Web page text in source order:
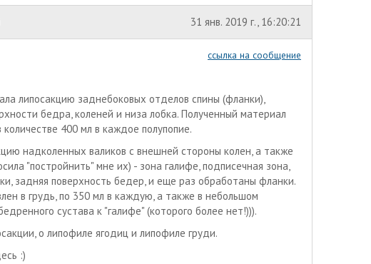
31 янв. 2019 г., 16:20:21
ссылка на сообщение
липосакцию заднебоковых отделов спины (фланки),
бедра, коленей и низа лобка. Полученный материал
400 мл в каждое полупопие.
надколенных валиков с внешней стороны колен, а также
"постройнить" мне их) - зона галифе, подписечная зона,
задняя поверхность бедер, и еще раз обработаны фланки.
в грудь, по 350 мл в каждую, а также в небольшом
сустава к "галифе" (которого более нет!))).
о липофиле ягодиц и липофиле груди.
:)